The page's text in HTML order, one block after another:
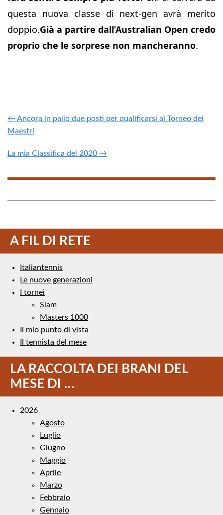
questa nuova classe di next-gen avrà merito
doppio.Già a partire dall’Australian Open credo
proprio che le sorprese non mancheranno.
← Ancora in palio due posti per qualificarsi al Torneo dei
Maestri
La mia Classifica del 2020 →
A FIL DI RETE
Italiantennis
Le nuove generazioni
I tornei
Slam
Masters 1000
Il mio punto di vista
Il tennista del mese
LA RACCOLTA DEI BRANI DEL
MESE DI …
2026
Agosto
Luglio
Giugno
Maggio
Aprile
Marzo
Febbraio
Gennaio